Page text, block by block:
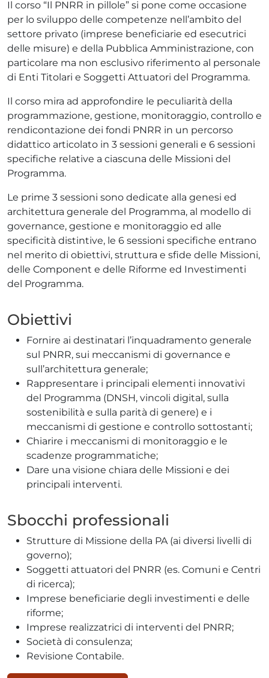
Il corso “Il PNRR in pillole” si pone come occasione
per lo sviluppo delle competenze nell’ambito del
settore privato (imprese beneficiarie ed esecutrici
delle misure) e della Pubblica Amministrazione, con
particolare ma non esclusivo riferimento al personale
di Enti Titolari e Soggetti Attuatori del Programma.
Il corso mira ad approfondire le peculiarità della
programmazione, gestione, monitoraggio, controllo e
rendicontazione dei fondi PNRR in un percorso
didattico articolato in 3 sessioni generali e 6 sessioni
specifiche relative a ciascuna delle Missioni del
Programma.
Le prime 3 sessioni sono dedicate alla genesi ed
architettura generale del Programma, al modello di
governance, gestione e monitoraggio ed alle
specificità distintive, le 6 sessioni specifiche entrano
nel merito di obiettivi, struttura e sfide delle Missioni,
delle Component e delle Riforme ed Investimenti
del Programma.
Obiettivi
Fornire ai destinatari l’inquadramento generale
sul PNRR, sui meccanismi di governance e
sull’architettura generale;
Rappresentare i principali elementi innovativi
del Programma (DNSH, vincoli digital, sulla
sostenibilità e sulla parità di genere) e i
meccanismi di gestione e controllo sottostanti;
Chiarire i meccanismi di monitoraggio e le
scadenze programmatiche;
Dare una visione chiara delle Missioni e dei
principali interventi.
Sbocchi professionali
Strutture di Missione della PA (ai diversi livelli di
governo);
Soggetti attuatori del PNRR (es. Comuni e Centri
di ricerca);
Imprese beneficiarie degli investimenti e delle
riforme;
Imprese realizzatrici di interventi del PNRR;
Società di consulenza;
Revisione Contabile.